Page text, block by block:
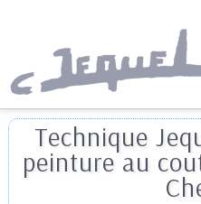
Technique
peinture au